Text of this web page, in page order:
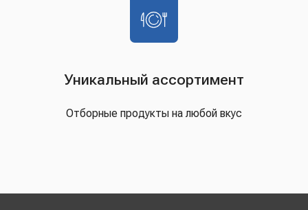
Уникальный ассортимент
Отборные продукты на любой вкус